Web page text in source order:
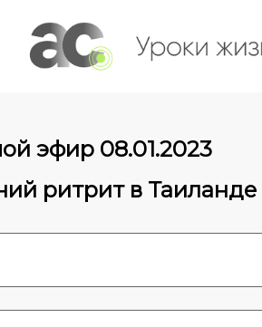
эфир 08.01.2023
ритрит в Таиланде